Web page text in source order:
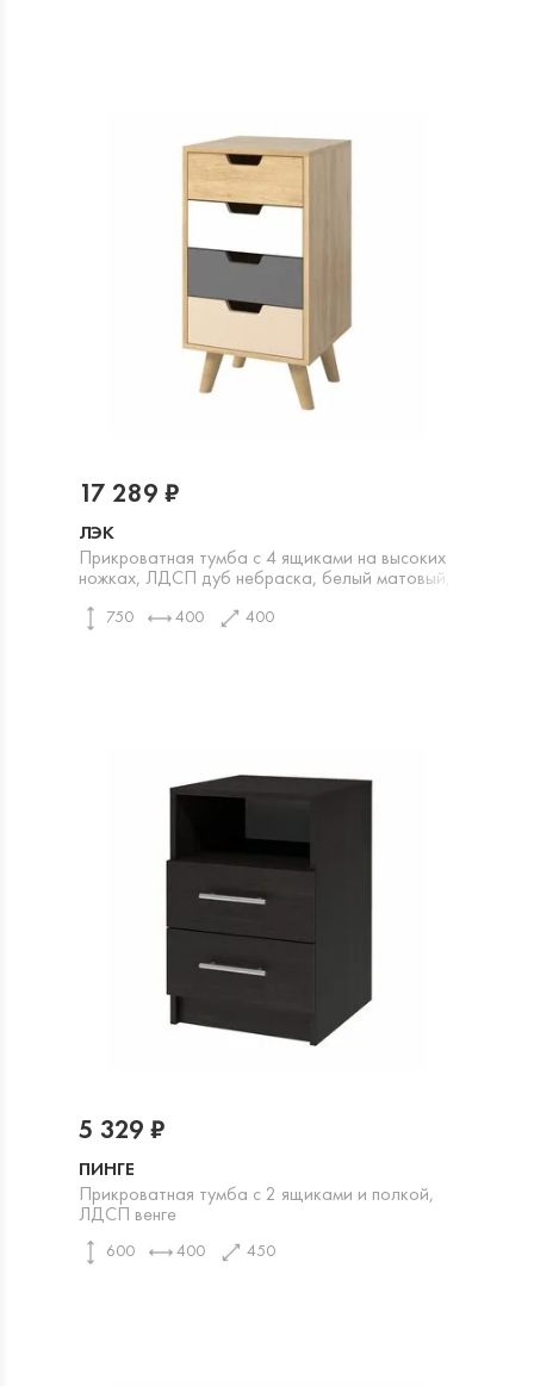
ЛЭК
Прикроватная тумба с 4 ящиками на высоких
ножках, ЛДСП дуб небраска, белый матовый,
750 400 400
17 289 ₽
ПИНГЕ
Прикроватная тумба с 2 ящиками и полкой,
ЛДСП венге
600 400 450
5 329 ₽